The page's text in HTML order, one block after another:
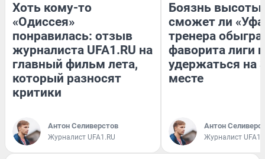
Хоть кому-то
«Одиссея»
понравилась: отзыв
журналиста UFA1.RU на
главный фильм лета,
который разносят
критики
Антон Селиверстов
Журналист UFA1.RU
Боязнь высоты:
сможет ли
тренера
фаворита лиги и
удержаться на
месте
Антон
Журналист